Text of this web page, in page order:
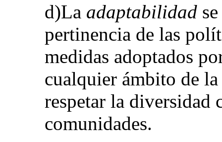
d)La adaptabilidad
pertinencia de las
medidas adoptados
cualquier ámbito de
respetar la diversidad
comunidades.